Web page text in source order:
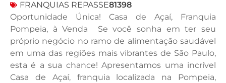
FRANQUIAS REPASSE81398
Oportunidade Única! Casa de Açaí, Franquia
Pompeia, à Venda Se você sonha em ter seu
próprio negócio no ramo de alimentação saudável
em uma das regiões mais vibrantes de São Paulo,
esta é a sua chance! Apresentamos uma incrível
Casa de Açaí, franquia localizada na Pompeia,